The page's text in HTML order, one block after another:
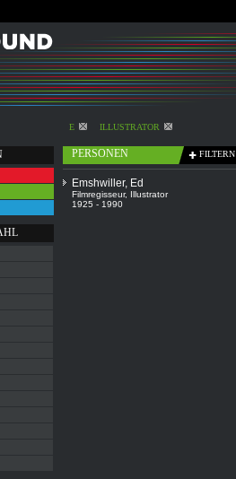
E ILLUSTRATOR
PERSONEN
Emshwiller, Ed
Filmregisseur, Illustrator
1925 - 1990